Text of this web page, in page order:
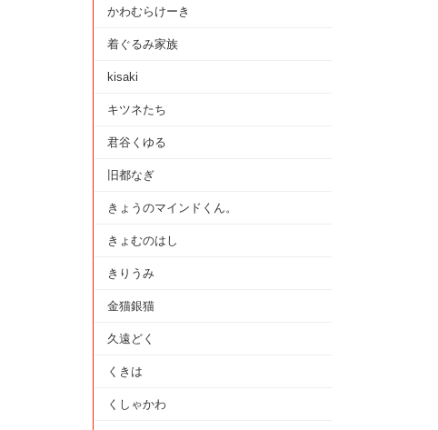
かわむらけーき
着ぐるみ家族
kisaki
キツネたち
君谷くゆる
旧都なぎ
きょうのマインドくん。
きょむのはし
きりうみ
金猫銀猫
久遠どく
くきは
くしゃかわ